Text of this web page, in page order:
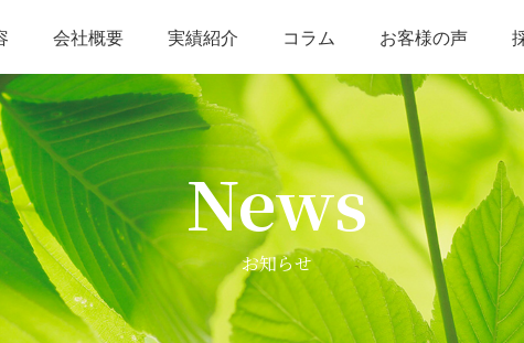
不用品回収・空き家整理 海洋散骨 そ
会社概要 実績紹介 コラム お客様の声
News
お知らせ